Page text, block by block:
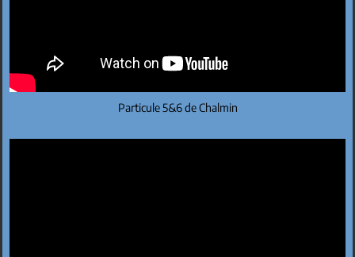
Particule 5&6 de Chalmin